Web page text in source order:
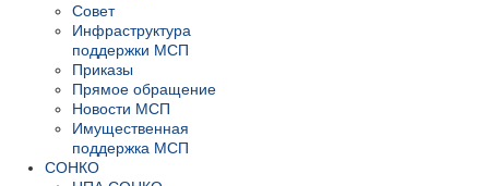
Совет
Инфраструктура
поддержки МСП
Приказы
Прямое обращение
Новости МСП
Имущественная
поддержка МСП
СОНКО